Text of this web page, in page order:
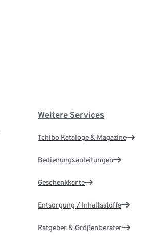
Weitere Services
Tchibo Kataloge & Magazine
Bedienungsanleitungen
Geschenkkarte
Entsorgung / Inhaltsstoffe
Ratgeber & Größenberater